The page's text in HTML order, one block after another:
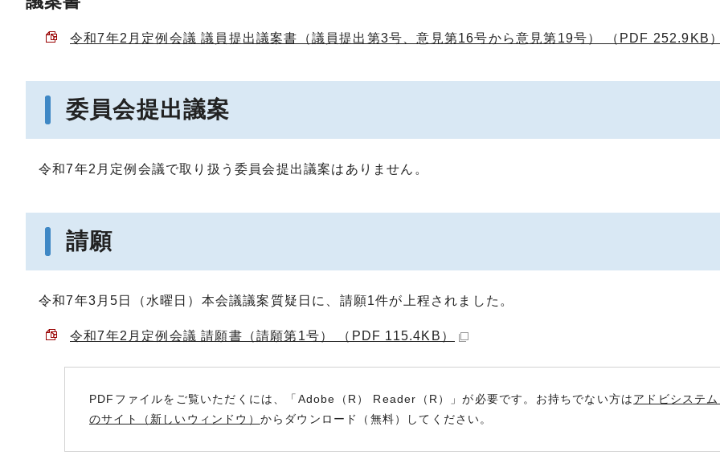
令和7年2月定例会議 議員提出議案書（議員提出第3号、意見第16号から意見第19号） （PDF 252.9KB
委員会提出議案
令和7年2月定例会議で取り扱う委員会提出議案はありません。
請願
令和7年3月5日（水曜日）本会議議案質疑日に、請願1件が上程されました。
令和7年2月定例会議 請願書（請願第1号） （PDF 115.4KB）
PDFファイルをご覧いただくには、「Adobe（R） Reader（R）」が必要です。お持ちでない方はアドビシステ
のサイト（新しいウィンドウ） からダウンロード（無料）してください。